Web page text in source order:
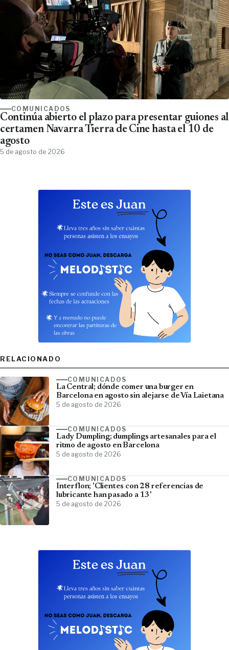
COMUNICADOS
Continúa abierto el plazo para presentar guiones al
certamen Navarra Tierra de Cine hasta el 10 de
agosto
5 de agosto de 2026
RELACIONADO
COMUNICADOS
La Central; dónde comer una burger en
Barcelona en agosto sin alejarse de Vía Laietana
5 de agosto de 2026
COMUNICADOS
Lady Dumpling; dumplings artesanales para el
ritmo de agosto en Barcelona
5 de agosto de 2026
COMUNICADOS
Interflon; 'Clientes con 28 referencias de
lubricante han pasado a 13'
5 de agosto de 2026